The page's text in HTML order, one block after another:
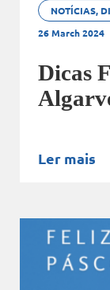
NOTÍCIAS,
26 March 2024
Dicas
Ler mais